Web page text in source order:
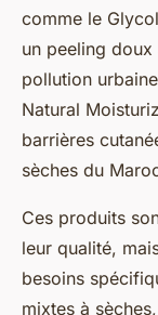
comme le
un peeling
pollution
Natural
barrières
sèches du
Ces produits
leur qualité,
besoins
mixtes à